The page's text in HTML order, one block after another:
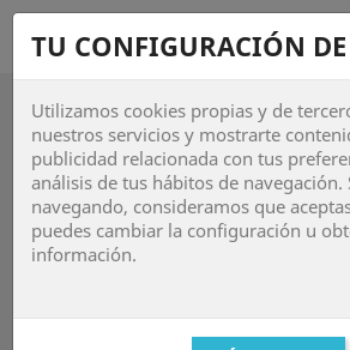

Sobre nosotros
Sobre nosotros
Nuestra compañía
TU CONFIGURACIÓN
Utilizamos cookies propias y de
nuestros servicios y mostrarte
publicidad relacionada con tus
análisis de tus hábitos de navegación.
navegando, consideramos que
puedes cambiar la configuración u
información.